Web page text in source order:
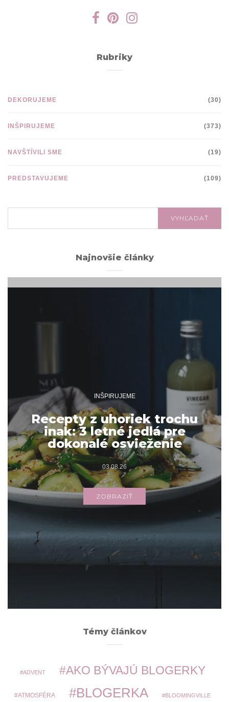
Rubriky
DEKORUJEME (30)
INŠPIRUJEME (373)
NAVŠTÍVILI SME (19)
PREDSTAVUJEME (109)
VYHĽADAŤ
Najnovšie články
INŠPIRUJEME
Recepty z uhoriek trochu
inak: 3 letné jedlá pre
dokonalé osvieženie
03.08.26
ZOBRAZIŤ
Archív
Témy článkov
ADVENT AKO BÝVAJÚ BLOGERKY
ATMOSFÉRA BLOGERKA BLOOMINGVILLE